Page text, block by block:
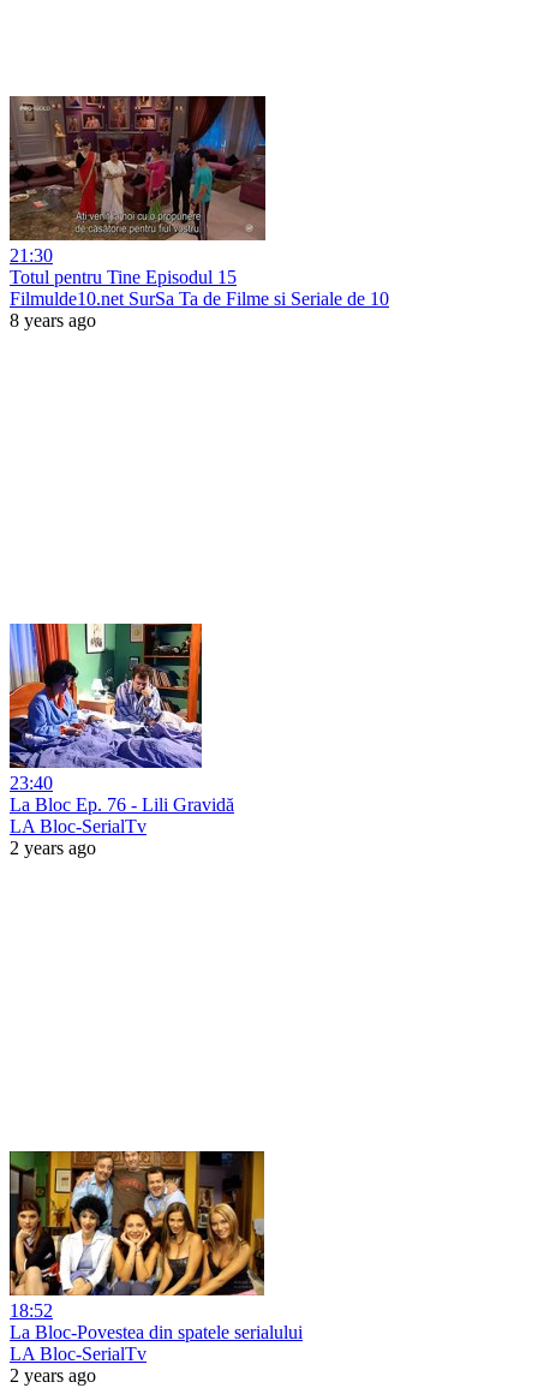
21:30
Totul pentru Tine Episodul 15
Filmulde10.net SurSa Ta de Filme si Seriale de 10
8 years ago
23:40
La Bloc Ep. 76 - Lili Gravidă
LA Bloc-SerialTv
2 years ago
18:52
La Bloc-Povestea din spatele serialului
LA Bloc-SerialTv
2 years ago